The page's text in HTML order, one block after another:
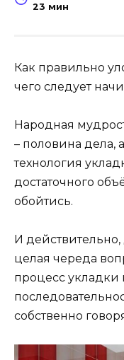
23 мин
Как правильно
чего следует
Народная
– половина дела,
технология
достаточного
обойтись.
И
целая череда
процесс укладки
собственно